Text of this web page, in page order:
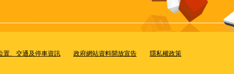
置、交通及停車資訊 政府網站資料開放宣告 隱私權政策